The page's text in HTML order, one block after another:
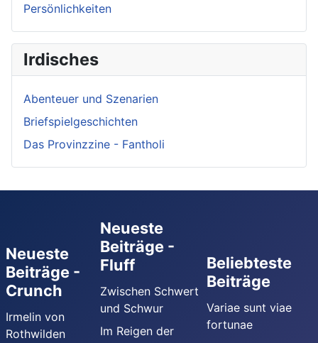
Persönlichkeiten
Irdisches
Abenteuer und Szenarien
Briefspielgeschichten
Das Provinzzine - Fantholi
Neueste
Beiträge -
Crunch
Irmelin von
Rothwilden
Neueste
Beiträge -
Fluff
Zwischen Schwert
und Schwur
Im Reigen der
Beliebteste
Beiträge
Variae sunt viae
fortunae